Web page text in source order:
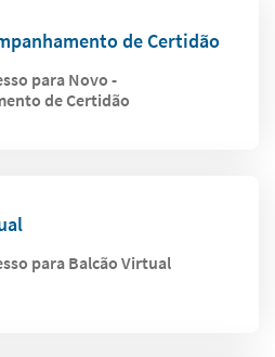
de Certidão
para Novo -
de Certidão
para Balcão Virtual